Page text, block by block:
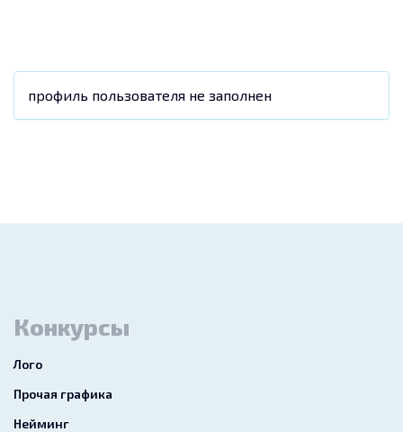
профиль пользователя не заполнен
Конкурсы
Лого
Прочая графика
Нейминг